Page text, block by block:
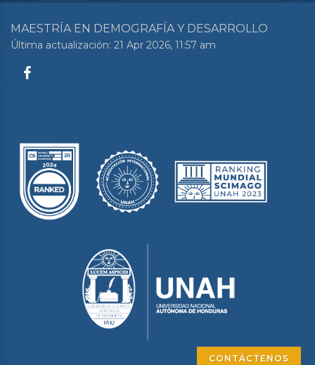
MAESTRÍA EN DEMOGRAFÍA Y DESARROLLO
Última actualización: 21 Apr 2026, 11:57 am
CONTÁCTENOS